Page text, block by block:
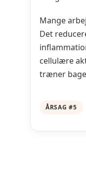
Mange
Det
cellulære
træner
ÅRSAG #5